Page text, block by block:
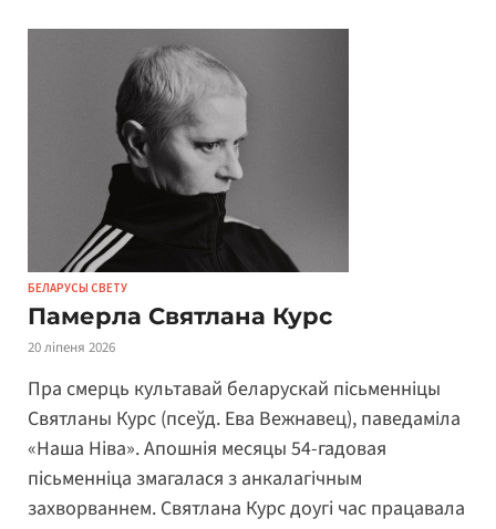
БЕЛАРУСЫ СВЕТУ
Памерла Святлана Курс
20 ліпеня 2026
Пра смерць культавай беларускай пісьменніцы
Святланы Курс (псеўд. Ева Вежнавец), паведаміла
«Наша Ніва». Апошнія месяцы 54-гадовая
пісьменніца змагалася з анкалагічным
захворваннем. Святлана Курс доугі час працавала